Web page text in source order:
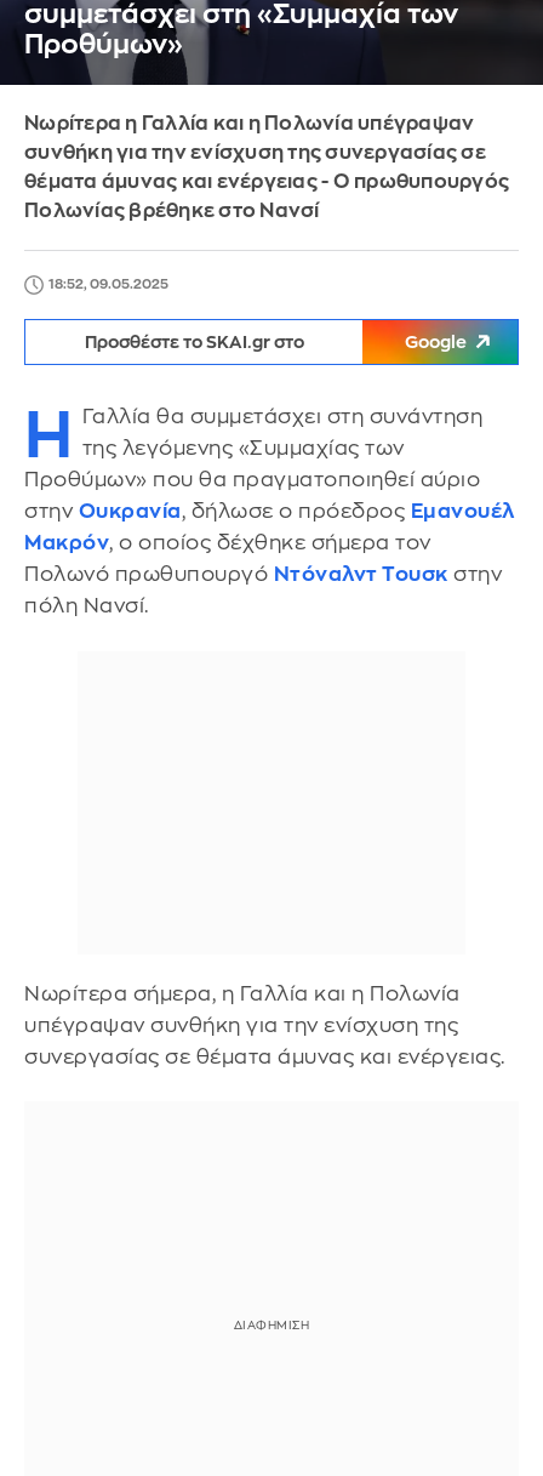
συμμετάσχει στη «Συμμαχία των
Προθύμων»
Νωρίτερα η Γαλλία και η Πολωνία υπέγραψαν
συνθήκη για την ενίσχυση της συνεργασίας σε
θέματα άμυνας και ενέργειας - Ο πρωθυπουργός
Πολωνίας βρέθηκε στο Νανσί
18:52, 09.05.2025
Προσθέστε το SKAI.gr στο Google
Η
Γαλλία θα συμμετάσχει στη συνάντηση
της λεγόμενης «Συμμαχίας των
Προθύμων» που θα πραγματοποιηθεί αύριο
στην Ουκρανία, δήλωσε ο πρόεδρος Εμανουέλ
Μακρόν, ο οποίος δέχθηκε σήμερα τον
Πολωνό πρωθυπουργό Ντόναλντ Τουσκ στην
πόλη Νανσί.
Νωρίτερα σήμερα, η Γαλλία και η Πολωνία
υπέγραψαν συνθήκη για την ενίσχυση της
συνεργασίας σε θέματα άμυνας και ενέργειας.